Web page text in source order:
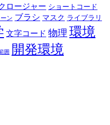
ロージャー ショートコード
ン ブラシ マスク ライブラリ
文字コード 物理 環境
囲 開発環境